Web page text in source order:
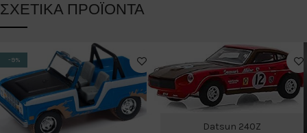
ΣΧΕΤΙΚΆ ΠΡΟΪΌΝΤΑ
-9%
Datsun 240Z